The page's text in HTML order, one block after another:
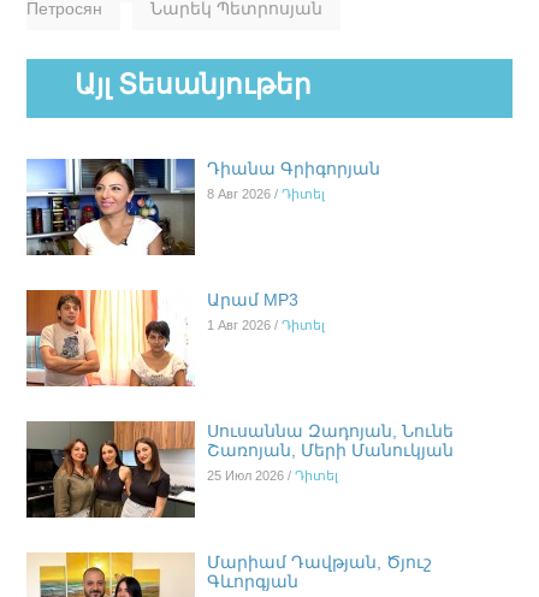
Петросян
Նարեկ Պետրոսյան
Այլ Տեսանյութեր
Դիանա Գրիգորյան
8 Авг 2026 /Դիտել
Արամ MP3
1 Авг 2026 /Դիտել
Սուսաննա Զադոյան, Նունե
Շառոյան, Մերի Մանուկյան
25 Июл 2026 /Դիտել
Մարիամ Դավթյան, Ծյուշ
Գևորգյան